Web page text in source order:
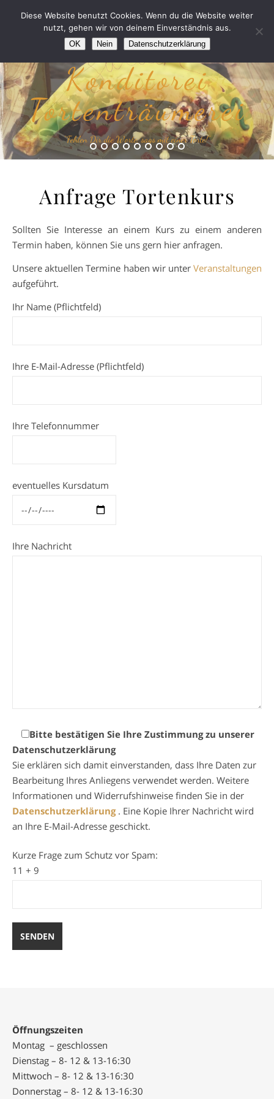
Konditorei
Tortenträumerei
“Fehlen Dir die Worte, sags mit einer Torte!”
Anfrage Tortenkurs
Sollten Sie Interesse an einem Kurs zu einem anderen
Termin haben, können Sie uns gern hier anfragen.
Unsere aktuellen Termine haben wir unter Veranstaltungen
aufgeführt.
Ihr Name (Pflichtfeld)
Ihre E-Mail-Adresse (Pflichtfeld)
Ihre Telefonnummer
eventuelles Kursdatum
Ihre Nachricht
Bitte bestätigen Sie Ihre Zustimmung zu unserer
Datenschutzerklärung
Sie erklären sich damit einverstanden, dass Ihre Daten zur
Bearbeitung Ihres Anliegens verwendet werden. Weitere
Informationen und Widerrufshinweise finden Sie in der
Datenschutzerklärung. Eine Kopie Ihrer Nachricht wird
an Ihre E-Mail-Adresse geschickt.
Kurze Frage zum Schutz vor Spam:
11 + 9
Öffnungszeiten
Montag – geschlossen
Dienstag – 8- 12 & 13-16:30
Mittwoch – 8- 12 & 13-16:30
Donnerstag – 8- 12 & 13-16:30
Diese Website benutzt Cookies. Wenn du die Website weiter
nutzt, gehen wir von deinem Einverständnis aus.
OK Nein Datenschutzerklärung